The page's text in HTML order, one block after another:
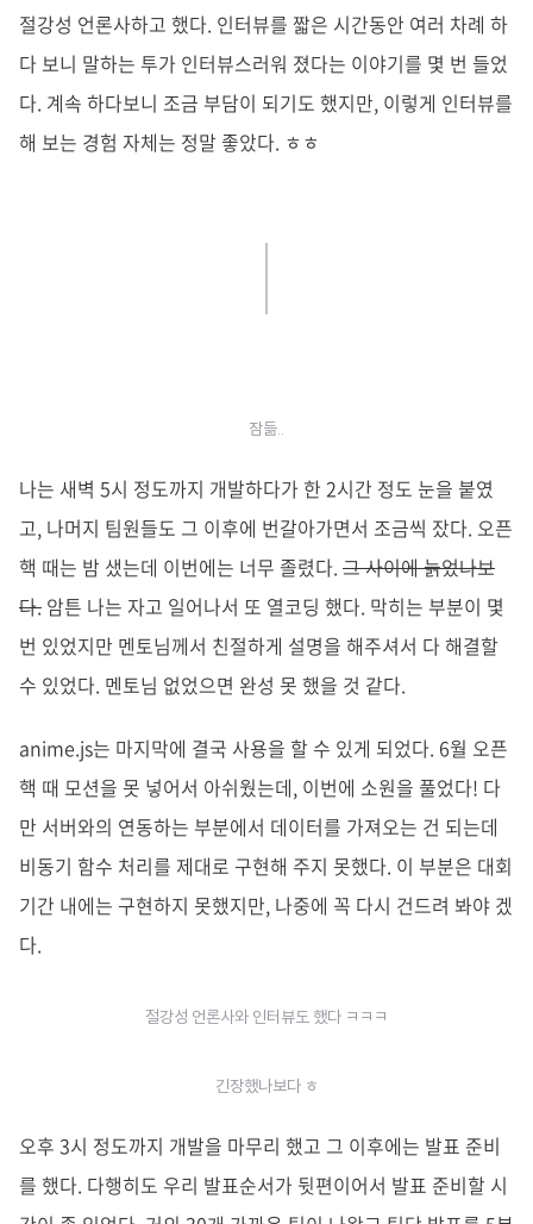
절강성 언론사하고 했다. 인터뷰를 짧은 시간동안 여러 차례 하
다 보니 말하는 투가 인터뷰스러워 졌다는 이야기를 몇 번 들었
다. 계속 하다보니 조금 부담이 되기도 했지만, 이렇게 인터뷰를
해 보는 경험 자체는 정말 좋았다. ㅎㅎ
잠듦..
나는 새벽 5시 정도까지 개발하다가 한 2시간 정도 눈을 붙였
고, 나머지 팀원들도 그 이후에 번갈아가면서 조금씩 잤다. 오픈
핵 때는 밤 샜는데 이번에는 너무 졸렸다. 그 사이에 늙었나보
다. 암튼 나는 자고 일어나서 또 열코딩 했다. 막히는 부분이 몇
번 있었지만 멘토님께서 친절하게 설명을 해주셔서 다 해결할
수 있었다. 멘토님 없었으면 완성 못 했을 것 같다.
anime.js는 마지막에 결국 사용을 할 수 있게 되었다. 6월 오픈
핵 때 모션을 못 넣어서 아쉬웠는데, 이번에 소원을 풀었다! 다
만 서버와의 연동하는 부분에서 데이터를 가져오는 건 되는데
비동기 함수 처리를 제대로 구현해 주지 못했다. 이 부분은 대회
기간 내에는 구현하지 못했지만, 나중에 꼭 다시 건드려 봐야 겠
다.
절강성 언론사와 인터뷰도 했다 ㅋㅋㅋ
긴장했나보다 ㅎ
오후 3시 정도까지 개발을 마무리 했고 그 이후에는 발표 준비
를 했다. 다행히도 우리 발표순서가 뒷편이어서 발표 준비할 시